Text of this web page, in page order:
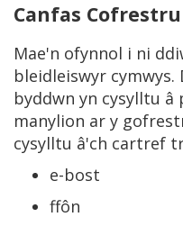
Canfas
Mae'n ofynnol i ni
bleidleiswyr
byddwn yn cysylltu
manylion ar y
cysylltu â'ch cartref
e-bost
ffôn